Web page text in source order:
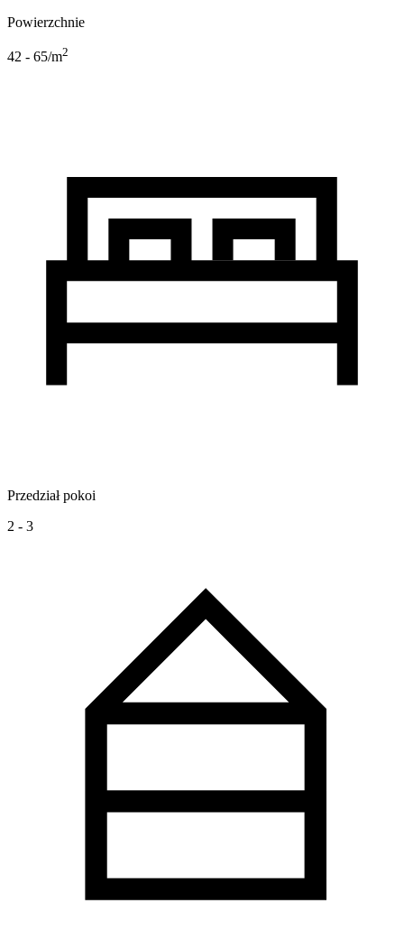
Powierzchnie
42 - 65/m2
Przedział pokoi
2 - 3